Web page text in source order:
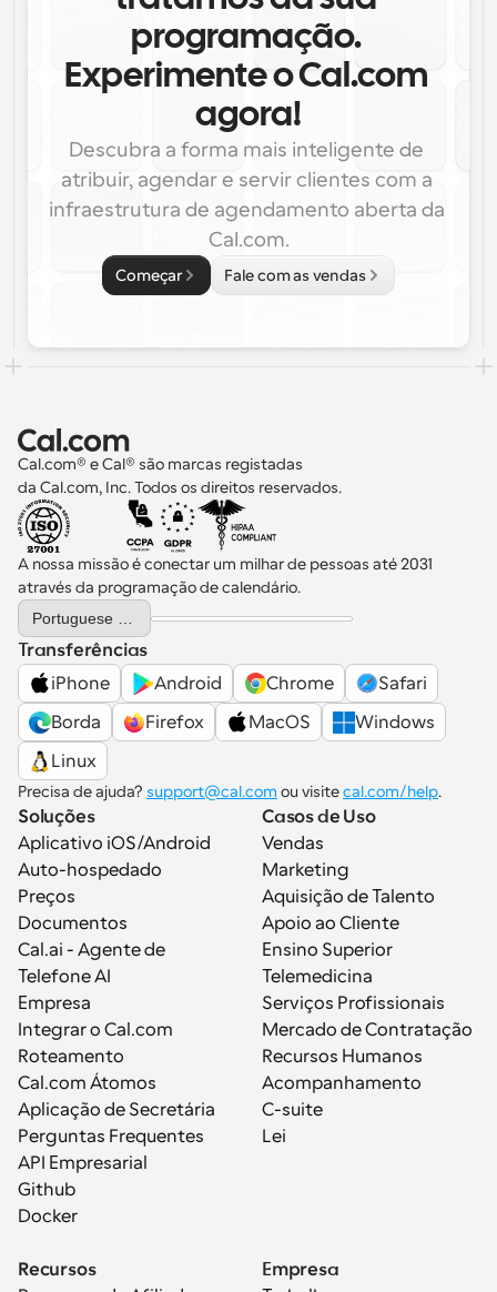
programação.
Experimente o Cal.com
agora!
Descubra a forma mais inteligente de
atribuir, agendar e servir clientes com a
infraestrutura de agendamento aberta da
Cal.com.
Começar Fale com as vendas
Cal.com® e Cal® são marcas registadas
da Cal.com, Inc. Todos os direitos reservados.
A nossa missão é conectar um milhar de pessoas até 2031
através da programação de calendário.
Select Language
Transferências
iPhone
Android Chrome
Safari
Borda
Firefox MacOS
Windows
Linux
Precisa de ajuda? support@cal.com ou visite cal.com/help.
Soluções
Aplicativo iOS/Android
Auto-hospedado
Preços
Documentos
Cal.ai - Agente de
Telefone AI
Empresa
Integrar o Cal.com
Roteamento
Cal.com Átomos
Aplicação de Secretária
Perguntas Frequentes
API Empresarial
Github
Docker
Casos de Uso
Vendas
Marketing
Aquisição de Talento
Apoio ao Cliente
Ensino Superior
Telemedicina
Serviços Profissionais
Mercado de Contratação
Recursos Humanos
Acompanhamento
C-suite
Lei
Recursos
Empresa